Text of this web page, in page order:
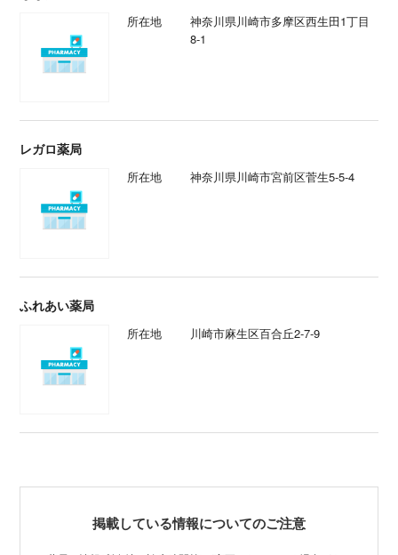
所在地
神奈川県川崎市多摩区西生田1丁目
8-1
レガロ薬局
所在地 神奈川県川崎市宮前区菅生5-5-4
ふれあい薬局
所在地 川崎市麻生区百合丘2-7-9
掲載している情報についてのご注意